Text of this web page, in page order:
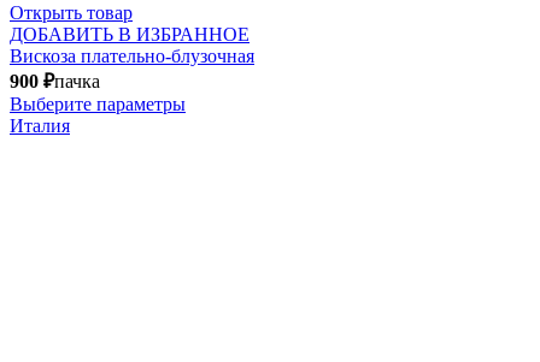
Открыть товар
ДОБАВИТЬ В ИЗБРАННОЕ
Вискоза плательно-блузочная
900 ₽пачка
Выберите параметры
Италия